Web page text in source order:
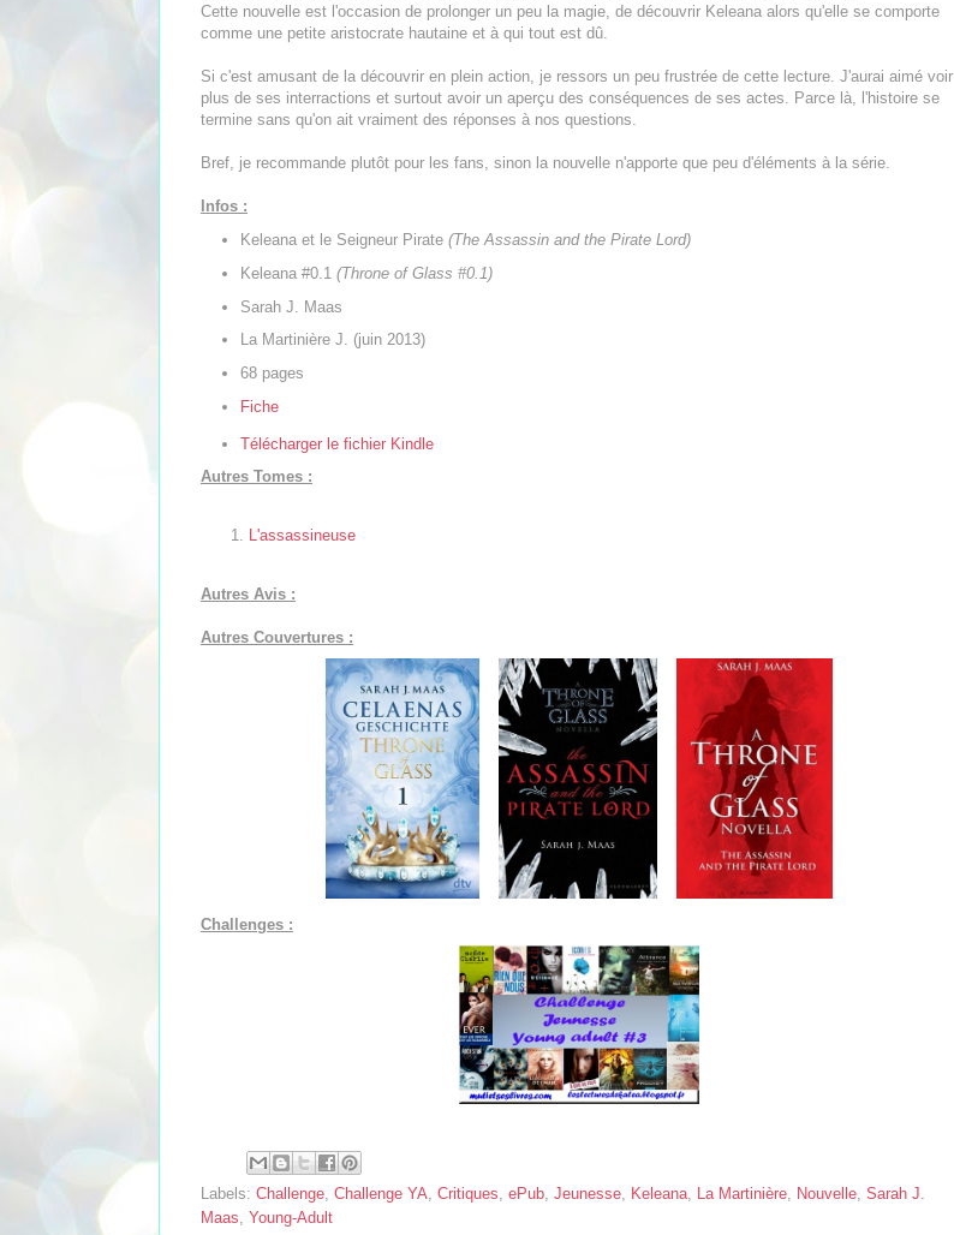
Cette nouvelle est l'occasion de prolonger un peu la magie, de découvrir Keleana alors qu'elle se comporte
comme une petite aristocrate hautaine et à qui tout est dû.
Si c'est amusant de la découvrir en plein action, je ressors un peu frustrée de cette lecture. J'aurai aimé voir
plus de ses interractions et surtout avoir un aperçu des conséquences de ses actes. Parce là, l'histoire se
termine sans qu'on ait vraiment des réponses à nos questions.
Bref, je recommande plutôt pour les fans, sinon la nouvelle n'apporte que peu d'éléments à la série.
Infos :
Keleana et le Seigneur Pirate (The Assassin and the Pirate Lord)
Keleana #0.1 (Throne of Glass #0.1)
Sarah J. Maas
La Martinière J. (juin 2013)
68 pages
Fiche
Télécharger le fichier Kindle
Autres Tomes :
L'assassineuse
Autres Avis :
Autres Couvertures :
Challenges :
Labels: Challenge, Challenge YA, Critiques, ePub, Jeunesse, Keleana, La Martinière, Nouvelle, Sarah J.
Maas, Young-Adult